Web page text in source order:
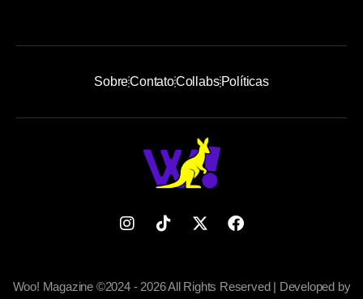
SobreContatoCollabsPolíticas
Woo! Magazine ©2024 - 2026 All Rights Reserved | Developed by